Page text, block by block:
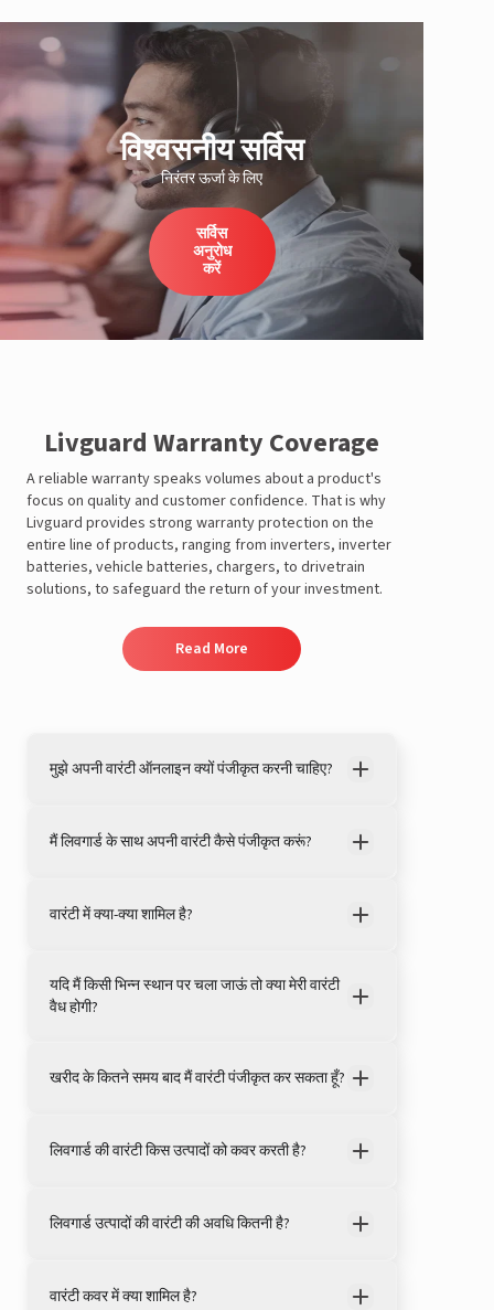
विश्वसनीय सर्विस
निरंतर ऊर्जा के लिए
सर्विस
अनुरोध
करें
Livguard Warranty Coverage
A reliable warranty speaks volumes about a product's
focus on quality and customer confidence. That is why
Livguard provides strong warranty protection on the
entire line of products, ranging from inverters, inverter
batteries, vehicle batteries, chargers, to drivetrain
solutions, to safeguard the return of your investment.
Read More
मुझे अपनी वारंटी ऑनलाइन क्यों पंजीकृत करनी चाहिए?
मैं लिवगार्ड के साथ अपनी वारंटी कैसे पंजीकृत करूं?
वारंटी में क्या-क्या शामिल है?
यदि मैं किसी भिन्न स्थान पर चला जाऊं तो क्या मेरी वारंटी
वैध होगी?
खरीद के कितने समय बाद मैं वारंटी पंजीकृत कर सकता हूँ?
लिवगार्ड की वारंटी किस उत्पादों को कवर करती है?
लिवगार्ड उत्पादों की वारंटी की अवधि कितनी है?
वारंटी कवर में क्या शामिल है?